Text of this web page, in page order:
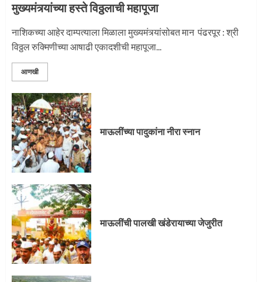
मुख्यमंत्र्यांच्या हस्ते विठ्ठलाची महापूजा
नाशिकच्या आहेर दाम्पत्याला मिळाला मुख्यमंत्र्यांसोबत मान पंढरपूर : श्री
विठ्ठल रुक्मिणीच्या आषाढी एकादशीची महापूजा...
आणखी
माऊलींच्या पादुकांना नीरा स्नान
माऊलींची पालखी खंडेरायाच्या जेजुरीत